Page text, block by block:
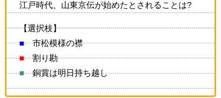
江戸時代、山東京伝が始めたとされることは?
【選択枝】
■市松模様の襟
■割り勘
■銅賞は明日持ち越し